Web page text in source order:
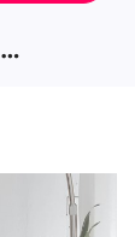
more_horiz